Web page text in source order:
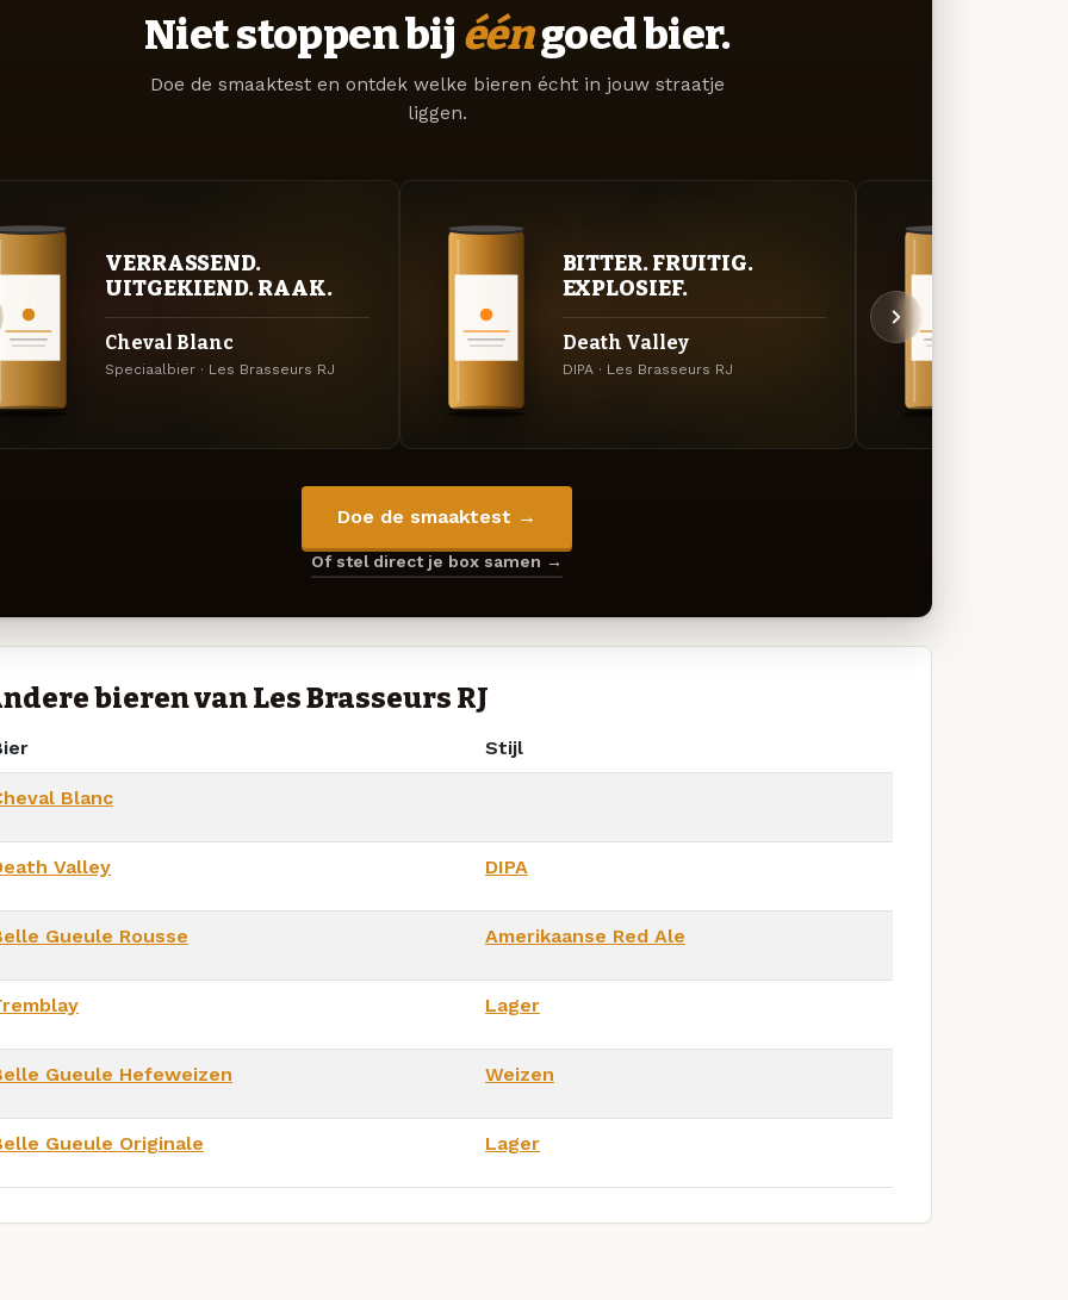
Niet stoppen bij ééngoed bier.
Doe de smaaktest en ontdek welke bieren écht in jouw straatje
liggen.
VERRASSEND.
UITGEKIEND. RAAK.
Cheval Blanc
Speciaalbier · Les Brasseurs RJ
BITTER. FRUITIG.
EXPLOSIEF.
Death Valley
DIPA · Les Brasseurs RJ
Doe de smaaktest →
Of stel direct je box samen →
bieren van Les Brasseurs RJ
Stijl
Blanc
Valley DIPA
Gueule Rousse Amerikaanse Red Ale
Lager
Gueule Hefeweizen Weizen
Gueule Originale Lager